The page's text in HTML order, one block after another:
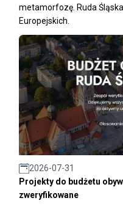
metamorfozę. Ruda
Europejskich.
2026-07-31
Projekty do budżetu
zweryfikowane